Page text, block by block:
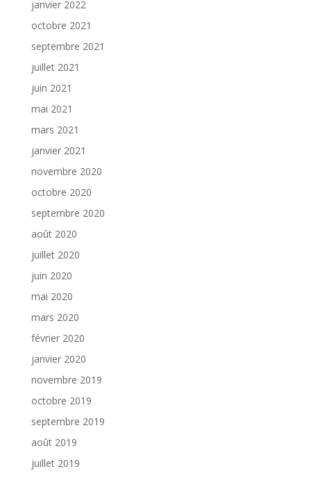
janvier 2022
octobre 2021
septembre 2021
juillet 2021
juin 2021
mai 2021
mars 2021
janvier 2021
novembre 2020
octobre 2020
septembre 2020
août 2020
juillet 2020
juin 2020
mai 2020
mars 2020
février 2020
janvier 2020
novembre 2019
octobre 2019
septembre 2019
août 2019
juillet 2019